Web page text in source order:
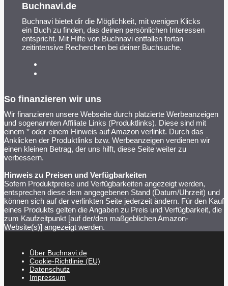
Buchnavi.de
Buchnavi bietet dir die Möglichkeit, mit wenigen Klicks
ein Buch zu finden, das deinen persönlichen Interessen
entspricht. Mit Hilfe von Buchnavi entfallen fortan
zeitintensive Recherchen bei deiner Buchsuche.
So finanzieren wir uns
Wir finanzieren unsere Webseite durch platzierte Werbeanzeigen
und sogenannten Affiliate Links (Produktlinks). Diese sind mit
einem * oder einem Hinweis auf Amazon verlinkt. Durch das
Anklicken der Produktlinks bzw. Werbeanzeigen verdienen wir
einen kleinen Betrag, der uns hilft, diese Seite weiter zu
verbessern.
Hinweis zu Preisen und Verfügbarkeiten
Sofern Produktpreise und Verfügbarkeiten angezeigt werden,
entsprechen diese dem angegebenen Stand (Datum/Uhrzeit) und
können sich auf der verlinkten Seite jederzeit ändern. Für den Kauf
eines Produkts gelten die Angaben zu Preis und Verfügbarkeit, die
zum Kaufzeitpunkt [auf der/den maßgeblichen Amazon-
Website(s)] angezeigt werden.
Über Buchnavi.de
Cookie-Richtlinie (EU)
Datenschutz
Impressum